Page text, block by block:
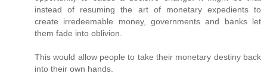
instead of resuming the art of monetary expedients to
create irredeemable money, governments and banks let
them fade into oblivion.
This would allow people to take their monetary destiny back
into their own hands.